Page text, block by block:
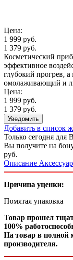
Цена:
1 999 руб.
1 379 руб.
Косметический
эффективное
глубокий прогрев,
омолаживающий и
Цена:
1 999 руб.
1 379 руб.
Уведомить
Добавить в список
Только сегодня для
Вы получите на
руб.
Описание
Причина уценки:
Помятая упаковка
Товар прошел
100%
На товар в полной
производителя.